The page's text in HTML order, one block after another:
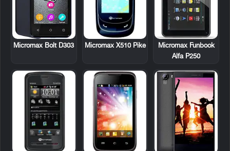
Micromax Funbook
Alfa P250
Micromax X510 Pike
Micromax Bolt D303